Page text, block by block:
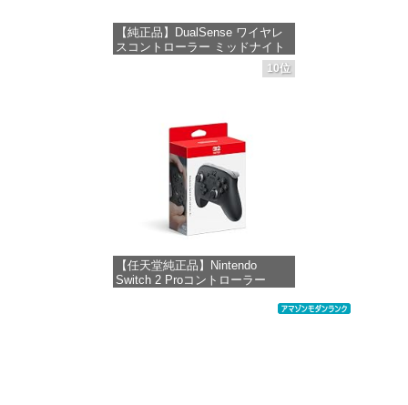
【純正品】DualSense ワイヤレ
スコントローラー ミッドナイト
10位
【任天堂純正品】Nintendo
Switch 2 Proコントローラー
価格：¥9,980